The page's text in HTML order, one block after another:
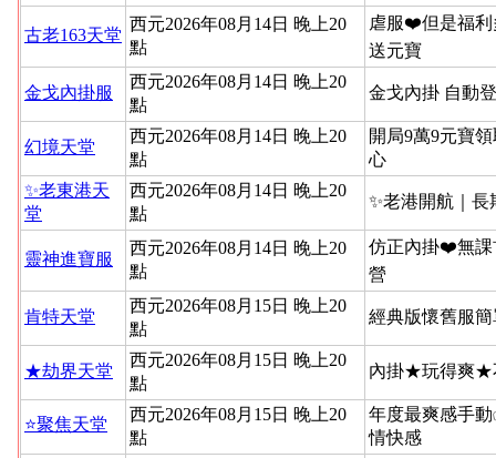
古老163天堂
西元2026年08月14日 晚上20
點
虐服❤️但是福
送元寶
金戈內掛服
西元2026年08月14日 晚上20
點
金戈內掛 自動
幻境天堂
西元2026年08月14日 晚上20
點
開局9萬9元寶
心
✨老東港天
堂
西元2026年08月14日 晚上20
點
✨老港開航｜長
靈神進寶服
西元2026年08月14日 晚上20
點
仿正內掛❤️無
營
肯特天堂
西元2026年08月15日 晚上20
點
經典版懷舊服
★劫界天堂
西元2026年08月15日 晚上20
點
內掛★玩得爽★
⭐聚焦天堂
西元2026年08月15日 晚上20
點
年度最爽感手
情快感